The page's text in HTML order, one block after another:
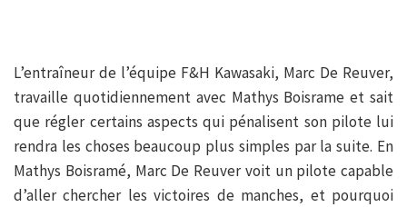
L’entraîneur de l’équipe F&H Kawasaki, Marc De Reuver,
travaille quotidiennement avec Mathys Boisrame et sait
que régler certains aspects qui pénalisent son pilote lui
rendra les choses beaucoup plus simples par la suite. En
Mathys Boisramé, Marc De Reuver voit un pilote capable
d’aller chercher les victoires de manches, et pourquoi